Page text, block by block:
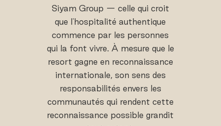
Siyam Group — celle qui croit
que l'hospitalité authentique
commence par les personnes
qui la font vivre. À mesure que le
resort gagne en reconnaissance
internationale, son sens des
responsabilités envers les
communautés qui rendent cette
reconnaissance possible grandit